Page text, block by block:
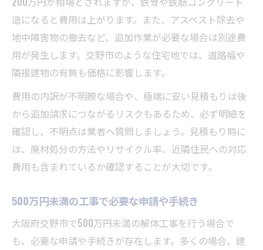
造になると費用は上がります。また、アスベスト除去や
地中障害物の撤去など、追加作業が必要な場合は別途費
用が発生します。交野市のような住宅地では、道路幅や
隣接建物の有無も価格に影響します。
費用の内訳が不明瞭な場合や、極端に安い見積もりは後
から追加請求につながるリスクもあるため、必ず明細を
確認し、不明点は業者へ質問しましょう。見積もり時に
は、廃材処分の方法やリサイクル率、近隣住民への対応
費用も含まれているか確認することが大切です。
500万円未満の工事で必要な申請や手続き
大阪府交野市で500万円未満の解体工事を行う場合で
も、必要な申請や手続きが存在します。多くの場合、建